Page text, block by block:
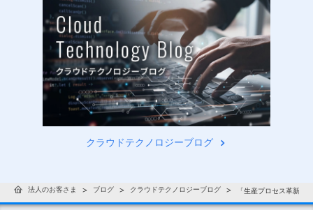
クラウドテクノロジーブログ
法人のお客さま ブログ クラウドテクノロジーブログ 「生産プロセス革新